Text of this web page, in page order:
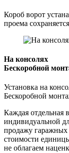
Короб ворот
проема
На консолях
Бескоробной
Установка на
Бескоробной
Каждая отдельная
индивидуальной
продажу гаражных
стоимости
не облагаем